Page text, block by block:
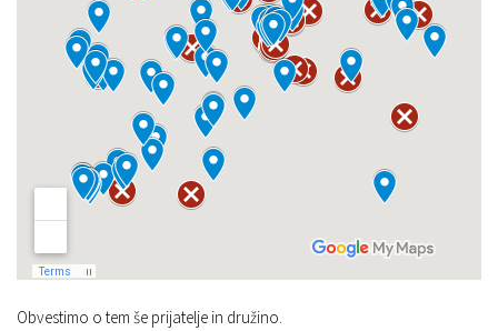
Obvestimo o tem še prijatelje in družino.